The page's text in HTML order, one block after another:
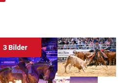
3 Bilder